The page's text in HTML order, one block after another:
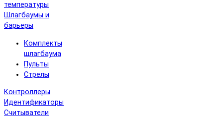
температуры
Шлагбаумы и
барьеры
Комплекты
шлагбаума
Пульты
Стрелы
Контроллеры
Идентификаторы
Считыватели